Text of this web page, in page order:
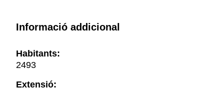
Informació addicional
Habitants:
2493
Extensió: